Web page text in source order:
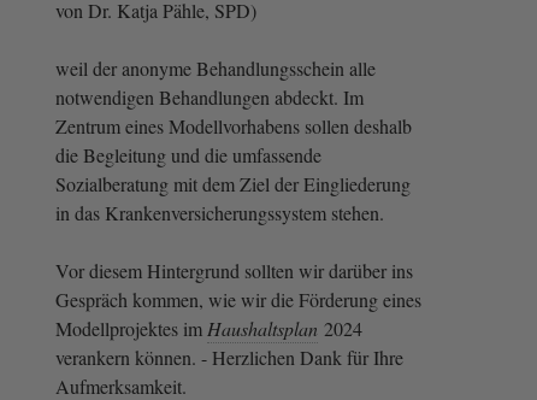
von Dr. Katja Pähle, SPD)
weil der anonyme Behandlungsschein alle
notwendigen Behandlungen abdeckt. Im
Zentrum eines Modellvorhabens sollen deshalb
die Begleitung und die umfassende
Sozialberatung mit dem Ziel der Eingliederung
in das Krankenversicherungssystem stehen.
Vor diesem Hintergrund sollten wir darüber ins
Gespräch kommen, wie wir die Förderung eines
Modellprojektes im Haushaltsplan 2024
verankern können. - Herzlichen Dank für Ihre
Aufmerksamkeit.